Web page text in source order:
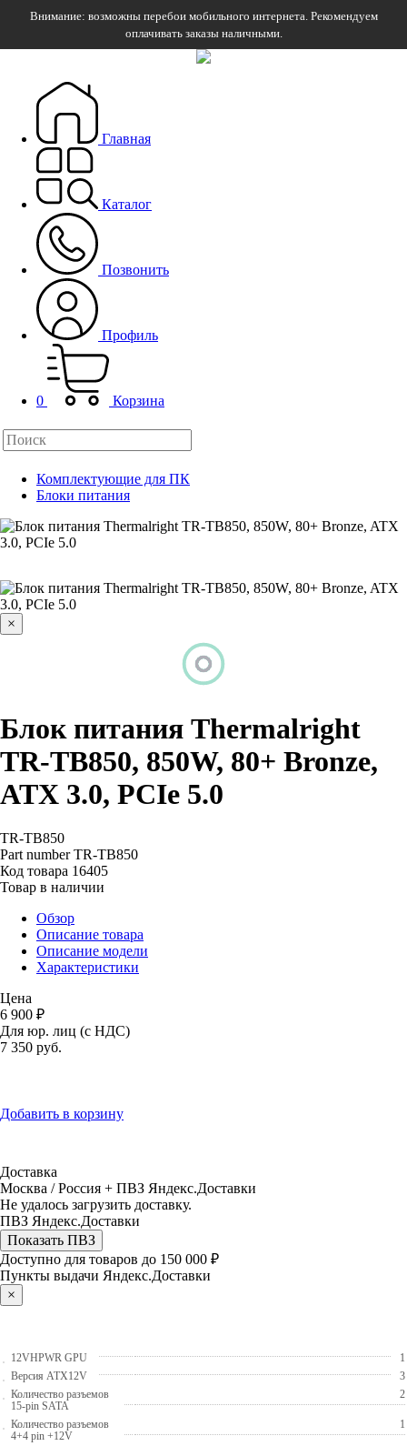
Внимание: возможны перебои мобильного интернета. Рекомендуем
оплачивать заказы наличными.
Главная
Каталог
Позвонить
Профиль
0 Корзина
Комплектующие для ПК
Блоки питания
×
Блок питания Thermalright
TR-TB850, 850W, 80+ Bronze,
ATX 3.0, PCIe 5.0
TR-TB850
Part number TR-TB850
Код товара 16405
Товар в наличии
Обзор
Описание товара
Описание модели
Характеристики
Цена
6 900 ₽
Для юр. лиц (с НДС)
7 350 руб.
Добавить в корзину
Доставка
Москва / Россия + ПВЗ Яндекс.Доставки
Не удалось загрузить доставку.
ПВЗ Яндекс.Доставки
Показать ПВЗ
Доступно для товаров до 150 000 ₽
Пункты выдачи Яндекс.Доставки
×
12VHPWR GPU
1
Версия ATX12V
3
Количество разъемов
15-pin SATA
2
Количество разъемов
4+4 pin +12V
1